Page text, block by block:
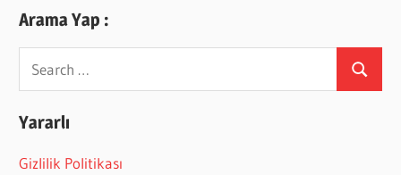
Arama Yap :
Search
for:
Search
Yararlı
Gizlilik Politikası